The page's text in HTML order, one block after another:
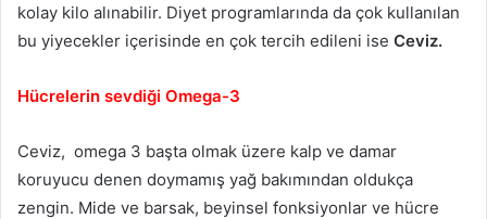
kolay kilo alınabilir. Diyet programlarında da çok kullanılan
bu yiyecekler içerisinde en çok tercih edileni ise Ceviz.
Hücrelerin sevdiği Omega-3
Ceviz, omega 3 başta olmak üzere kalp ve damar
koruyucu denen doymamış yağ bakımından oldukça
zengin. Mide ve barsak, beyinsel fonksiyonlar ve hücre